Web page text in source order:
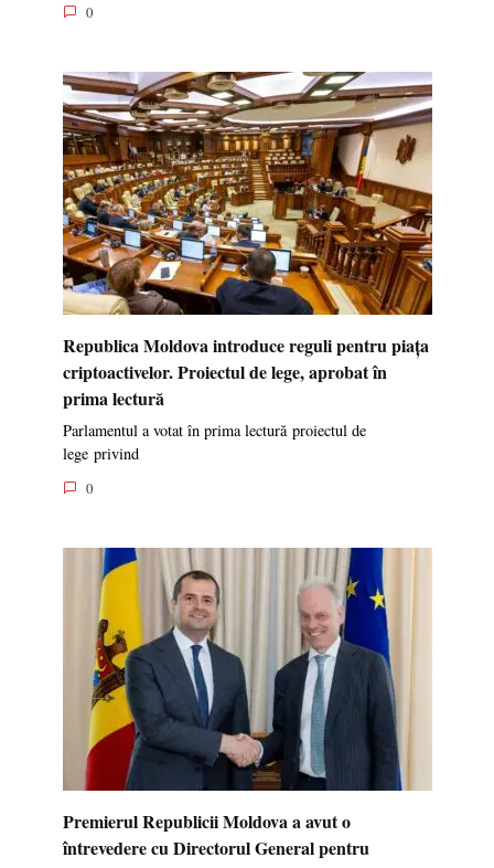
0
Republica Moldova introduce reguli pentru piața
criptoactivelor. Proiectul de lege, aprobat în
prima lectură
Parlamentul a votat în prima lectură proiectul de
lege privind
0
Premierul Republicii Moldova a avut o
întrevedere cu Directorul General pentru